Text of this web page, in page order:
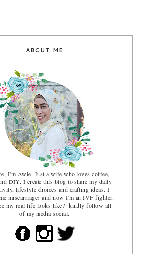
ABOUT ME
I'm Awie. Just a wife who loves coffee,
DIY. I create this blog to share my daily
lifestyle choices and crafting ideas. I
miscarriages and now I'm an IVF fighter.
my real life looks like? kindly follow all
of my media social.